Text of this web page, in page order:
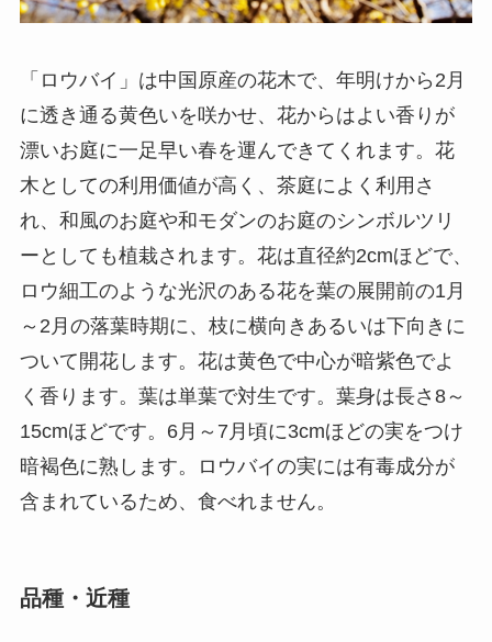
「ロウバイ」は中国原産の花木で、年明けから2月
に透き通る黄色いを咲かせ、花からはよい香りが
漂いお庭に一足早い春を運んできてくれます。花
木としての利用価値が高く、茶庭によく利用さ
れ、和風のお庭や和モダンのお庭のシンボルツリ
ーとしても植栽されます。花は直径約2cmほどで、
ロウ細工のような光沢のある花を葉の展開前の1月
～2月の落葉時期に、枝に横向きあるいは下向きに
ついて開花します。花は黄色で中心が暗紫色でよ
く香ります。葉は単葉で対生です。葉身は長さ8～
15cmほどです。6月～7月頃に3cmほどの実をつけ
暗褐色に熟します。ロウバイの実には有毒成分が
含まれているため、食べれません。
品種・近種